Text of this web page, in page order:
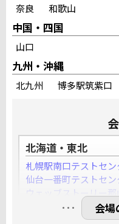
奈良
和歌山
中国・四国
山口
九州・沖縄
北九州 博多駅筑紫口
北海道・東北
札幌駅南口テストセン
仙台一番町テストセン
ウェッブストーリー郡
YESパソコン学院盛
… 会場